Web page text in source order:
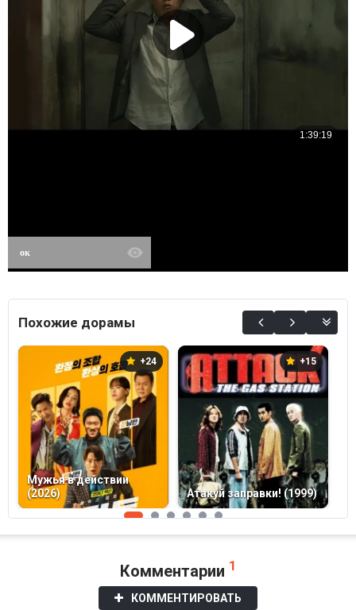
ок
Похожие дорамы
+24
Мужья в действии
(2026)
+15
Атакуй заправки! (1999)
Комментарии 1
КОММЕНТИРОВАТЬ